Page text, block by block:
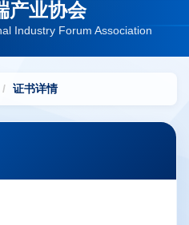
产业协会
Industry Forum Association
证书详情